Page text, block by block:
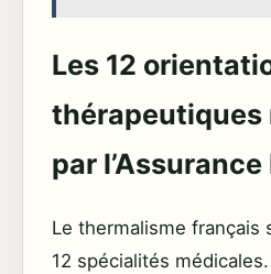
Les 12
thérapeutiques
par
Le thermalisme français
12 spécialités